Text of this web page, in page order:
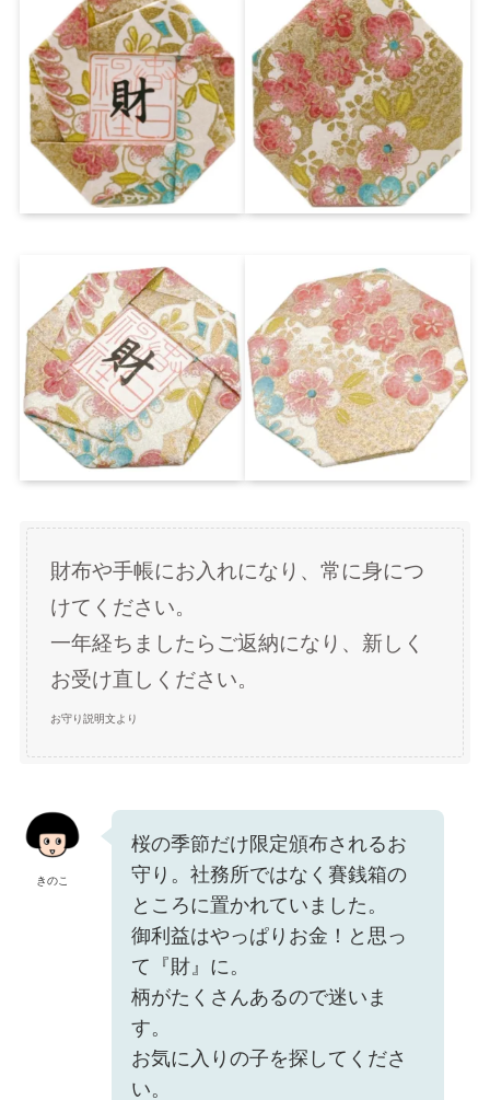
財布や手帳にお入れになり、常に身につ
けてください。
一年経ちましたらご返納になり、新しく
お受け直しください。
お守り説明文より
きのこ
桜の季節だけ限定頒布されるお
守り。社務所ではなく賽銭箱の
ところに置かれていました。
御利益はやっぱりお金！と思っ
て『財』に。
柄がたくさんあるので迷いま
す。
お気に入りの子を探してくださ
い。